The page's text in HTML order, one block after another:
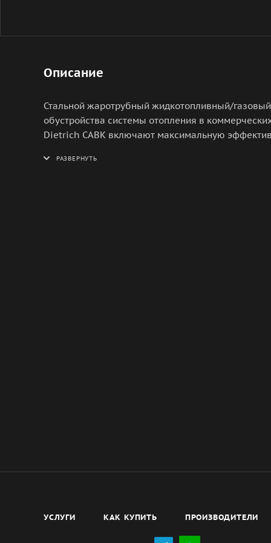
Описание
Стальной жаротрубный жидкотопливный/
обустройства системы отопления в
Dietrich CABK включают максимальную
известен своим безупречным европейским
УСЛУГИ КАК КУПИТЬ ПРОИЗВОДИТЕЛИ